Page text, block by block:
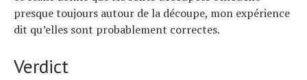
presque toujours autour de la découpe, mon expérience
dit qu’elles sont probablement correctes.
Verdict